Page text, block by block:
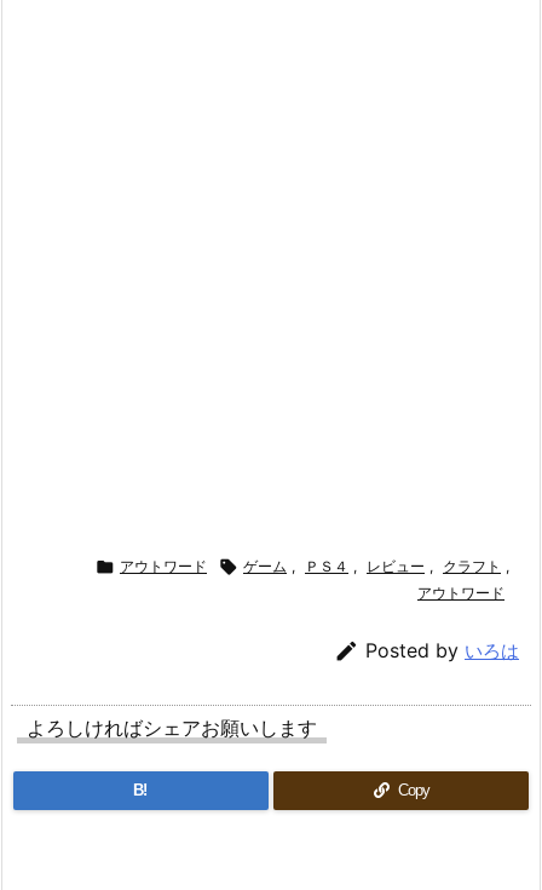
 アウトワード  ゲーム , ＰＳ４ , レビュー , クラフト ,
アウトワード
 Posted by いろは
よろしければシェアお願いします
B! Copy